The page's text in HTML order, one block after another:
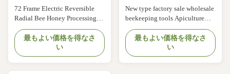
加工機
72 Frame Electric Reversible
Radial Bee Honey Processing
Machine Product Overview 72
frame electric honey extractor -
100% brand new & high quality
food grade stainless steel
最もよい価格を得なさ
い
ック蜂蜜のゲートに用具
を使う
New type factory sale wholesale
beekeeping tools Apiculture
ABS honey gate Quick Details
Condition: New Warranty: 3
months Local Service Location:
None Showroom Location:
最もよい価格を得なさ
い